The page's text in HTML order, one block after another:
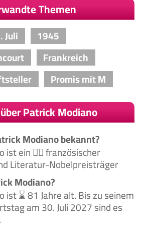
Themen
Juli
1945
Frankreich
Promis mit M
Patrick Modiano
Modiano bekannt?
ist ein 🙋‍♂️ französischer
Literatur-Nobelpreisträger
Modiano?
ist ⌛ 81 Jahre alt. Bis zu seinem
am 30. Juli 2027 sind es